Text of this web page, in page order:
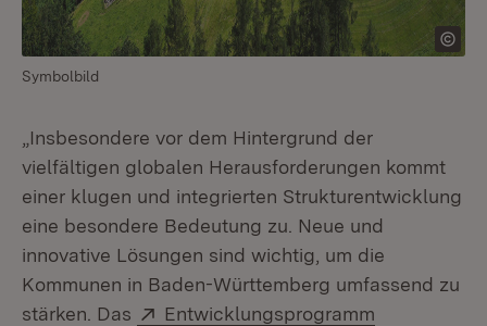
Symbolbild
„Insbesondere vor dem Hintergrund der
vielfältigen globalen Herausforderungen kommt
einer klugen und integrierten Strukturentwicklung
eine besondere Bedeutung zu. Neue und
innovative Lösungen sind wichtig, um die
Kommunen in Baden-Württemberg umfassend zu
stärken. Das
Extern:
Entwicklungsprogramm